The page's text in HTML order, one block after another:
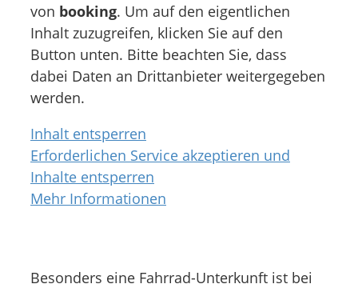
von booking. Um auf den eigentlichen
Inhalt zuzugreifen, klicken Sie auf den
Button unten. Bitte beachten Sie, dass
dabei Daten an Drittanbieter weitergegeben
werden.
Inhalt entsperren
Erforderlichen Service akzeptieren und
Inhalte entsperren
Mehr Informationen
Besonders eine Fahrrad-Unterkunft ist bei